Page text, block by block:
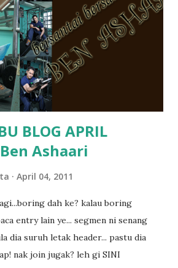
ni.. tapi nampaknya kenal huruf
aku bila ingat balik.. aku mula fikir
sendiri jenis budak yang ada
minor la.. nanti la aku cerita pasal
buat keputusan pu...
BLOG APRIL
Ashaari
April 04, 2011
dah ke? kalau boring
entry lain ye... segmen ni senang
dia suruh letak header... pastu dia
nak join jugak? leh gi SINI